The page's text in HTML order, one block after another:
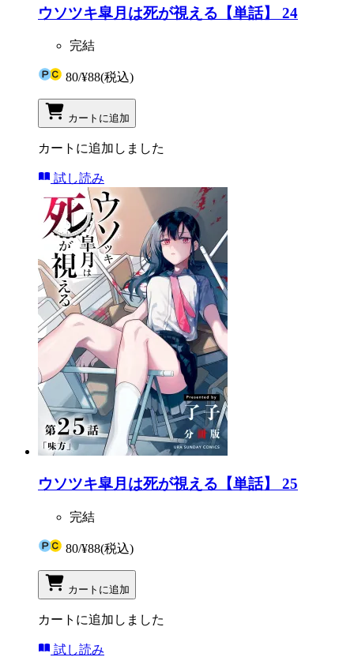
ウソツキ皐月は死が視える【単話】 24
完結
80/¥88(税込)
カートに追加
カートに追加しました
試し読み
ウソツキ皐月は死が視える【単話】 25
完結
80/¥88(税込)
カートに追加
カートに追加しました
試し読み